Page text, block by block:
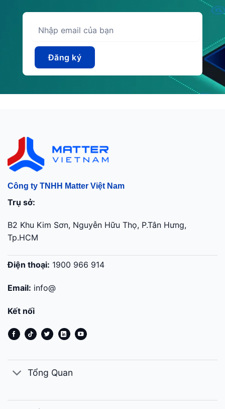
Công ty TNHH Matter Việt Nam
Trụ sở:
B2 Khu Kim Sơn, Nguyễn Hữu Thọ, P.Tân Hưng,
Tp.HCM
Điện thoại: 1900 966 914
Email: info@
Kết nối
Tổng Quan